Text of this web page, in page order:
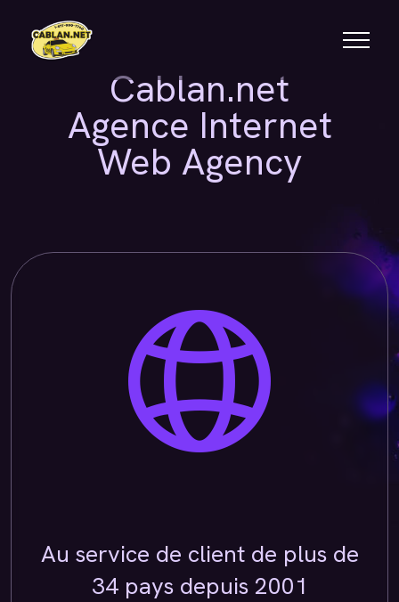
Cablan.net
Agence Internet
Web Agency
Au service de client de plus de
34 pays depuis 2001